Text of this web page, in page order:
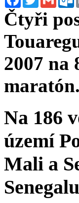
Čtyři
2007 na
maratón.
Na 186
území
Mali a